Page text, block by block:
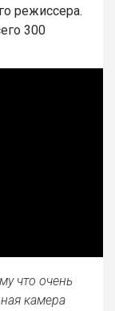
режиссера.
300
что очень
камера